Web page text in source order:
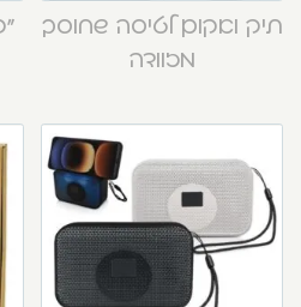
תיק ואקום לטיסה שחוסך
מזוודה